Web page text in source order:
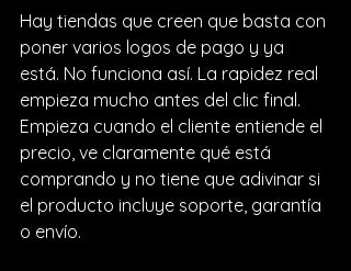
Hay tiendas que creen que basta con
poner varios logos de pago y ya
está. No funciona así. La rapidez real
empieza mucho antes del clic final.
Empieza cuando el cliente entiende el
precio, ve claramente qué está
comprando y no tiene que adivinar si
el producto incluye soporte, garantía
o envío.